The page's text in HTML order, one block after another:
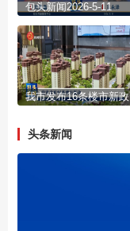
包头新闻2026-5-11
我市发布16条楼市新政
头条新闻